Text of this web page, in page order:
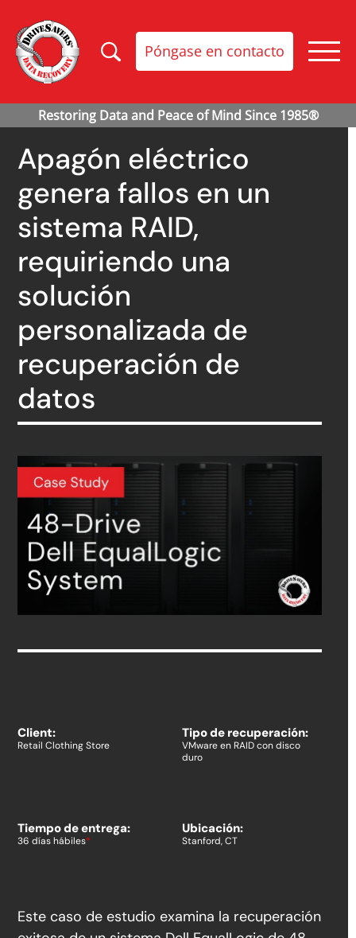
Póngase en contacto
Apagón eléctrico
genera fallos en un
sistema RAID,
requiriendo una
solución
personalizada de
recuperación de
datos
Client:
Retail Clothing Store
Tipo de recuperación:
VMware en RAID con disco
duro
Tiempo de entrega:
36 días hábiles*
Ubicación:
Stanford, CT
Este caso de estudio examina la recuperación